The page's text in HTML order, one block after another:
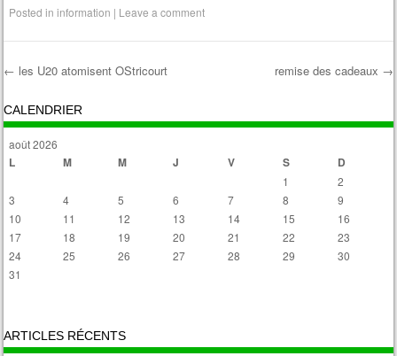
Posted ininformation | Leave a comment
Post navigation
← les U20 atomisent OStricourt remise des cadeaux →
CALENDRIER
août 2026
L M M J V S D
1
2
3
4 5 6 7 8
9
10
11 12 13 14 15
16
17
18 19 20 21 22
23
24
25 26 27 28 29
30
31
ARTICLES RÉCENTS